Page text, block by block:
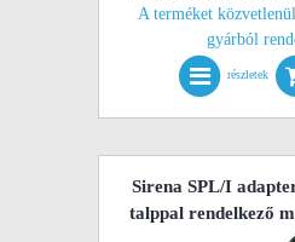
A terméket
gyárból
részletek
Sirena SPL/I
talppal rendelkező